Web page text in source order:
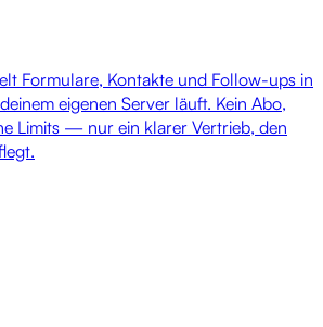
Formulare, Kontakte und Follow-ups in
eigenen Server läuft. Kein Abo,
Limits — nur ein klarer Vertrieb, den